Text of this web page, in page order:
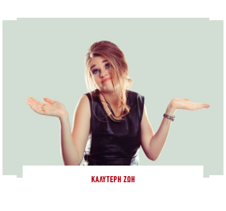
ΚΑΛΎΤΕΡΗ ΖΩΉ